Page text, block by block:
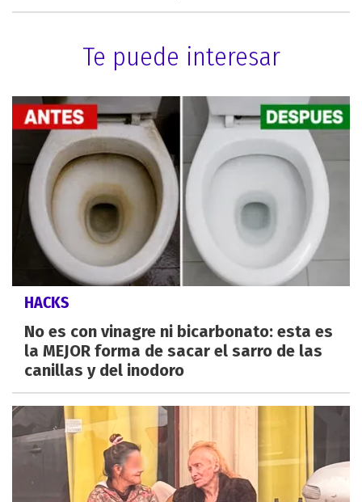
Te puede interesar
HACKS
No es con vinagre ni bicarbonato: esta es
la MEJOR forma de sacar el sarro de las
canillas y del inodoro